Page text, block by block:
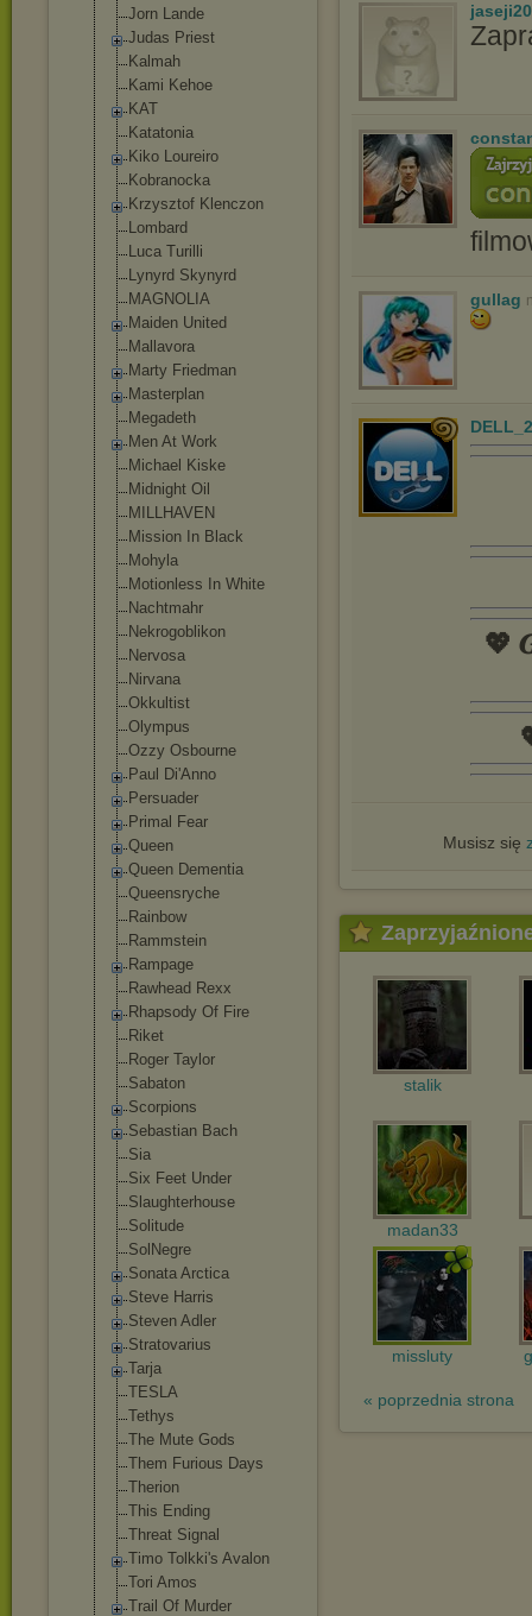
Jorn Lande
Judas Priest
Kalmah
Kami Kehoe
KAT
Katatonia
Kiko Loureiro
Kobranocka
Krzysztof Klenczon
Lombard
Luca Turilli
Lynyrd Skynyrd
MAGNOLIA
Maiden United
Mallavora
Marty Friedman
Masterplan
Megadeth
Men At Work
Michael Kiske
Midnight Oil
MILLHAVEN
Mission In Black
Mohyla
Motionless In White
Nachtmahr
Nekrogoblikon
Nervosa
Nirvana
Okkultist
Olympus
Ozzy Osbourne
Paul Di'Anno
Persuader
Primal Fear
Queen
Queen Dementia
Queensryche
Rainbow
Rammstein
Rampage
Rawhead Rexx
Rhapsody Of Fire
Riket
Roger Taylor
Sabaton
Scorpions
Sebastian Bach
Sia
Six Feet Under
Slaughterhouse
Solitude
SolNegre
Sonata Arctica
Steve Harris
Steven Adler
Stratovarius
Tarja
TESLA
Tethys
The Mute Gods
Them Furious Days
Therion
This Ending
Threat Signal
Timo Tolkki's Avalon
Tori Amos
Trail Of Murder
gullag
💖
Musisz się
stalik
madan33
missluty
« poprzednia strona